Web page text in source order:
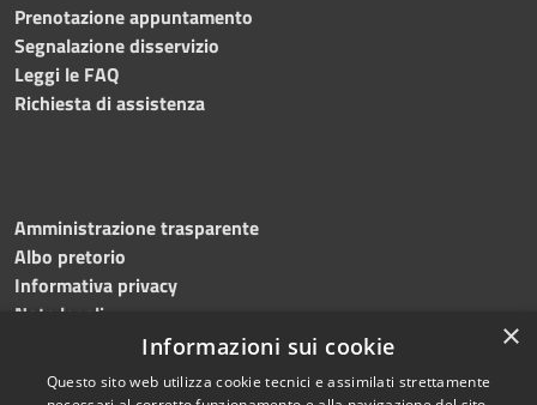
Prenotazione appuntamento
Segnalazione disservizio
Leggi le FAQ
Richiesta di assistenza
Amministrazione trasparente
Albo pretorio
Informativa privacy
Note legali
Dichiarazione di accessibilità
×
Informazioni sui cookie
Questo sito web utilizza cookie tecnici e assimilati strettamente